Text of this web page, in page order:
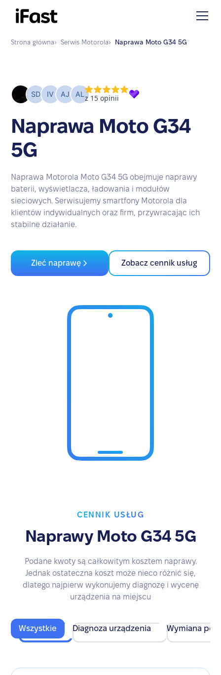
Strona główna› Serwis Motorola› Naprawa Moto G34 5G
Naprawa Moto G34
5G
Naprawa Motorola Moto G34 5G obejmuje naprawy
baterii, wyświetlacza, ładowania i modułów
sieciowych. Serwisujemy smartfony Motorola dla
klientów indywidualnych oraz firm, przywracając ich
stabilne działanie.
Zleć naprawę Zobacz cennik usług
CENNIK USŁUG
Naprawy Moto G34 5G
Podane kwoty są całkowitym kosztem naprawy.
Jednak ostateczna koszt może nieco różnić się,
dlatego najpierw wykonujemy diagnozę i wycenę
urządzenia na miejscu
Wszystkie Diagnoza urządzenia Wymiana